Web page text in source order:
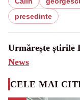
presedinte
Urmărește știrile
News
CELE MAI